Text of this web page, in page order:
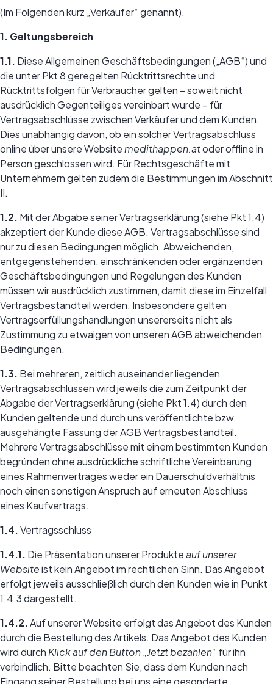
(Im Folgenden kurz „Verkäufer“ genannt).
1. Geltungsbereich
1.1. Diese Allgemeinen Geschäftsbedingungen („AGB“) und
die unter Pkt 8 geregelten Rücktrittsrechte und
Rücktrittsfolgen für Verbraucher gelten – soweit nicht
ausdrücklich Gegenteiliges vereinbart wurde – für
Vertragsabschlüsse zwischen Verkäufer und dem Kunden.
Dies unabhängig davon, ob ein solcher Vertragsabschluss
online über unsere Websitemedithappen.atoder offline in
Person geschlossen wird. Für Rechtsgeschäfte mit
Unternehmern gelten zudem die Bestimmungen im Abschnitt
II.
1.2. Mit der Abgabe seiner Vertragserklärung (siehe Pkt 1.4)
akzeptiert der Kunde diese AGB. Vertragsabschlüsse sind
nur zu diesen Bedingungen möglich. Abweichenden,
entgegenstehenden, einschränkenden oder ergänzenden
Geschäftsbedingungen und Regelungen des Kunden
müssen wir ausdrücklich zustimmen, damit diese im Einzelfall
Vertragsbestandteil werden. Insbesondere gelten
Vertragserfüllungshandlungen unsererseits nicht als
Zustimmung zu etwaigen von unseren AGB abweichenden
Bedingungen.
1.3. Bei mehreren, zeitlich auseinander liegenden
Vertragsabschlüssen wird jeweils die zum Zeitpunkt der
Abgabe der Vertragserklärung (siehe Pkt 1.4) durch den
Kunden geltende und durch uns veröffentlichte bzw.
ausgehängte Fassung der AGB Vertragsbestandteil.
Mehrere Vertragsabschlüsse mit einem bestimmten Kunden
begründen ohne ausdrückliche schriftliche Vereinbarung
eines Rahmenvertrages weder ein Dauerschuldverhältnis
noch einen sonstigen Anspruch auf erneuten Abschluss
eines Kaufvertrags.
1.4.Vertragsschluss
1.4.1. Die Präsentation unserer Produkteauf unserer
Websiteist kein Angebot im rechtlichen Sinn. Das Angebot
erfolgt jeweils ausschließlich durch den Kunden wie in Punkt
1.4.3 dargestellt.
1.4.2.Auf unserer Website erfolgt das Angebot des Kunden
durch die Bestellung des Artikels. Das Angebot des Kunden
wird durchKlick auf den Button „Jetzt bezahlen“ für ihn
verbindlich. Bitte beachten Sie, dass dem Kunden nach